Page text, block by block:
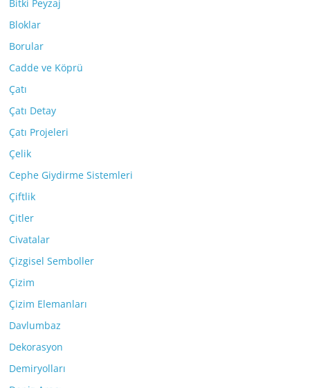
Bitki Peyzaj
Bloklar
Borular
Cadde ve Köprü
Çatı
Çatı Detay
Çatı Projeleri
Çelik
Cephe Giydirme Sistemleri
Çiftlik
Çitler
Civatalar
Çizgisel Semboller
Çizim
Çizim Elemanları
Davlumbaz
Dekorasyon
Demiryolları